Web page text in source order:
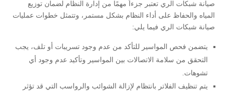
صيانة شبكات الري تعتبر جزءاً مهمًا من إدارة النظام لضمان توزيع
المياه والحفاظ على أداء النظام بشكل مستمر، وتتمثل خطوات عمليات
صيانة شبكات الري فيما يلي:
يتضمن فحص المواسير للتأكد من عدم وجود تسريبات أو تلف، يجب
التحقق من سلامة الاتصالات بين المواسير وتأكيد عدم وجود أي
تشوهات.
يتم تنظيف الفلاتر بانتظام لإزالة الشوائب والرواسب التي قد تؤثر